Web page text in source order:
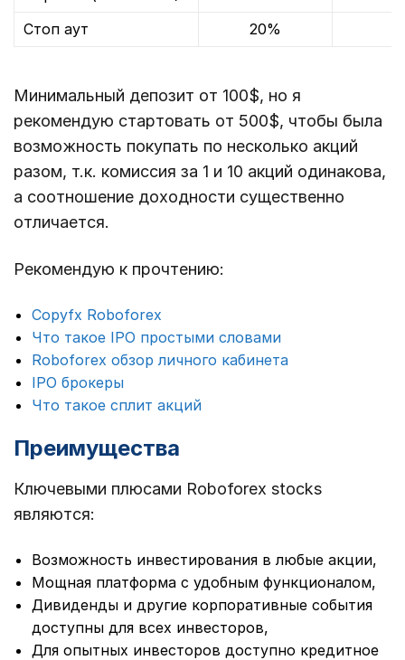
Стоп аут
20%
Минимальный депозит от 100$, но я
рекомендую стартовать от 500$, чтобы была
возможность покупать по несколько акций
разом, т.к. комиссия за 1 и 10 акций одинакова,
а соотношение доходности существенно
отличается.
Рекомендую к прочтению:
Copyfx Roboforex
Что такое IPO простыми словами
Roboforex обзор личного кабинета
IPO брокеры
Что такое сплит акций
Преимущества
Ключевыми плюсами Roboforex stocks
являются:
Возможность инвестирования в любые акции,
Мощная платформа с удобным функционалом,
Дивиденды и другие корпоративные события
доступны для всех инвесторов,
Для опытных инвесторов доступно кредитное